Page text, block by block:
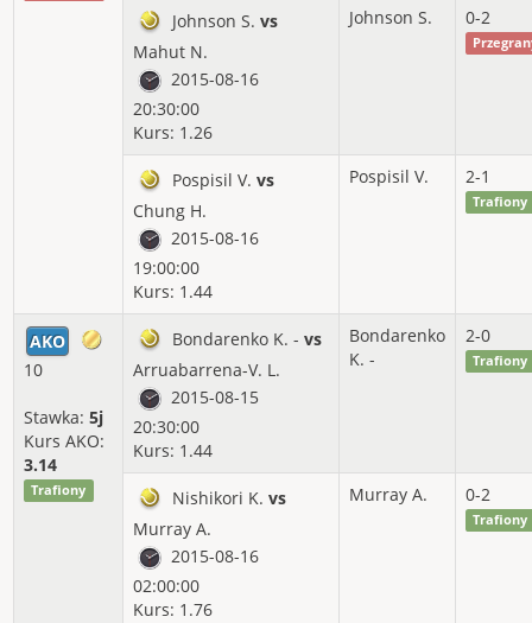
Johnson S. vs
Mahut N.
2015-08-16
20:30:00
Kurs: 1.26
Johnson S. 0-2
Pospisil V. vs
Chung H.
2015-08-16
19:00:00
Kurs: 1.44
Pospisil V. 2-1
Trafiony
AKO
10
Stawka: 5j
Kurs AKO:
3.14
Trafiony
Bondarenko K. - vs
Arruabarrena-V. L.
2015-08-15
20:30:00
Kurs: 1.44
Bondarenko
K. -
2-0
Trafiony
Nishikori K. vs
Murray A.
2015-08-16
02:00:00
Kurs: 1.76
Murray A. 0-2
Trafiony